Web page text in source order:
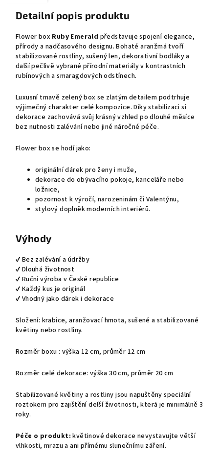
Detailní popis produktu
Flower box Ruby Emerald představuje spojení elegance,
přírody a nadčasového designu. Bohaté aranžmá tvoří
stabilizované rostliny, sušený len, dekorativní bodláky a
další pečlivě vybrané přírodní materiály v kontrastních
rubínových a smaragdových odstínech.
Luxusní tmavě zelený box se zlatým detailem podtrhuje
výjimečný charakter celé kompozice. Díky stabilizaci si
dekorace zachovává svůj krásný vzhled po dlouhé měsíce
bez nutnosti zalévání nebo jiné náročné péče.
Flower box se hodí jako:
originální dárek pro ženy i muže,
dekorace do obývacího pokoje, kanceláře nebo
ložnice,
pozornost k výročí, narozeninám či Valentýnu,
stylový doplněk moderních interiérů.
Výhody
✔ Bez zalévání a údržby
✔ Dlouhá životnost
✔ Ruční výroba v České republice
✔ Každý kus je originál
✔ Vhodný jako dárek i dekorace
Složení: krabice, aranžovací hmota, sušené a stabilizované
květiny nebo rostliny.
Rozměr boxu : výška 12 cm, průměr 12 cm
Rozměr celé dekorace: výška 30 cm, průměr 20 cm
Stabilizované květiny a rostliny jsou napuštěny speciální
roztokem pro zajištění delší životnosti, která je minimálně 3
roky.
Péče o produkt: květinové dekorace nevystavujte větší
vlhkosti, mrazu a ani přímému slunečnímu záření.